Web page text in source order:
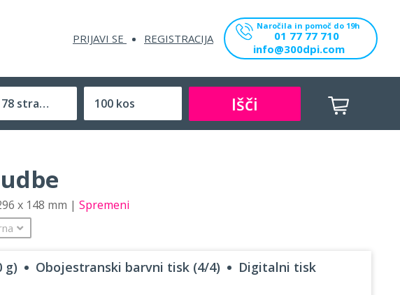
PRIJAVI SE REGISTRACIJA
Naročila in pomoč do 19h
01 77 77 710
info@300dpi.com
78 strani Išči
x 148 mm | Spremeni
g) Obojestranski barvni tisk (4/4) Digitalni tisk